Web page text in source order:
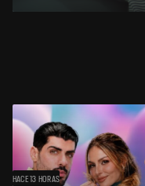
HACE 13 HORAS